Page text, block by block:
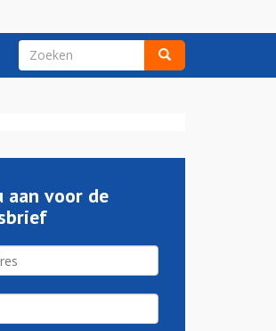
ZOEKVELD
aan voor de